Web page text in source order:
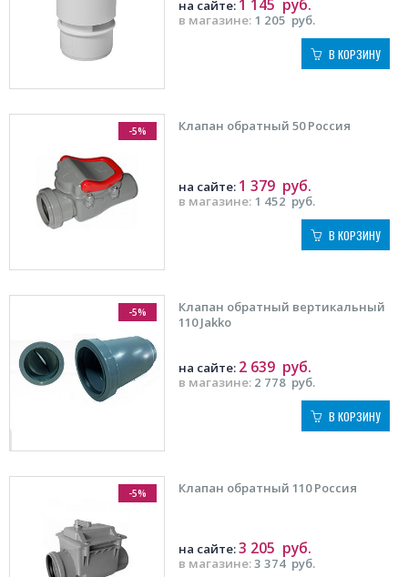
в магазине: 1 205 руб.
на сайте: 1 145 руб.
В КОРЗИНУ
-5% Клапан обратный 50 Россия
в магазине: 1 452 руб.
на сайте: 1 379 руб.
В КОРЗИНУ
-5%
Клапан обратный вертикальный
110 Jakko
в магазине: 2 778 руб.
на сайте: 2 639 руб.
В КОРЗИНУ
-5% Клапан обратный 110 Россия
в магазине:3 374 руб.
на сайте:3 205 руб.